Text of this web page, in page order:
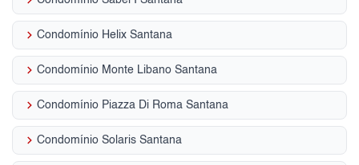
keyboard_arrow_right Condomínio Helix Santana
keyboard_arrow_right Condomínio Monte Libano Santana
keyboard_arrow_right Condomínio Piazza Di Roma Santana
keyboard_arrow_right Condomínio Solaris Santana